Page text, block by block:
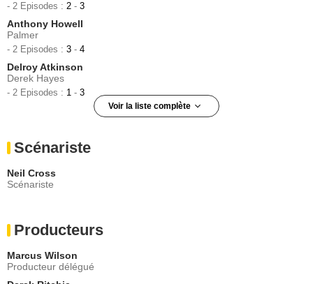
- 2 Episodes : 2 - 3
Anthony Howell
Palmer
- 2 Episodes : 3 - 4
Delroy Atkinson
Derek Hayes
- 2 Episodes : 1 - 3
Voir la liste complète
- 2 Episodes :3-4
William Lucas
- 1 Episode :
- 1 Episode :2
Nicholas Asbury
Woodgate
Scénariste
Neil Cross
Scénariste
Producteurs
Marcus Wilson
Producteur délégué